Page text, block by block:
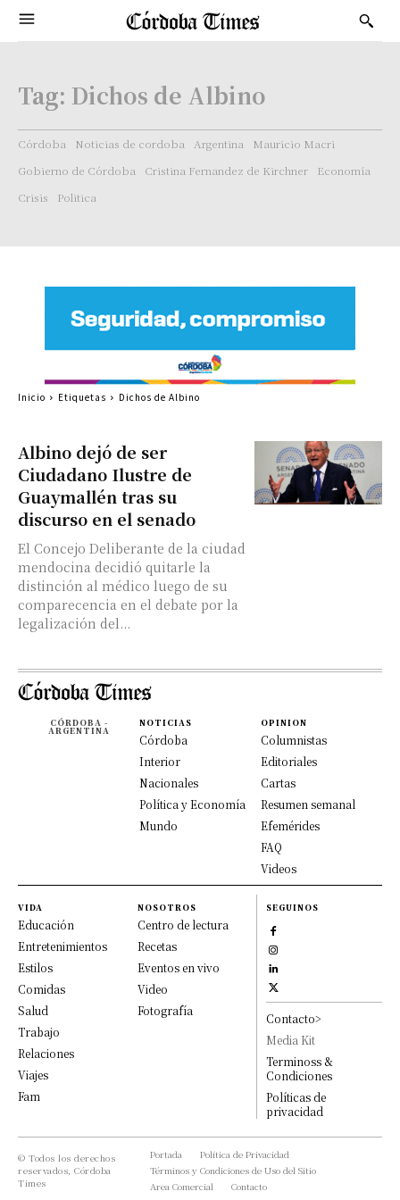
Tag: Dichos de Albino
Córdoba Noticias de cordoba Argentina
Mauricio Macri
Gobierno de Córdoba
Cristina Fernandez de Kirchner
Economía
Crisis
Politica
Albino dejó de ser
Ciudadano Ilustre de
Guaymallén tras su
discurso en el senado
El Concejo Deliberante de la ciudad
mendocina decidió quitarle la
distinción al médico luego de su
comparecencia en el debate por la
legalización del...
Inicio Etiquetas Dichos de Albino
CÓRDOBA -
ARGENTINA
NOTICIAS
Córdoba
Interior
Nacionales
Política y Economía
Mundo
OPINION
Columnistas
Editoriales
Cartas
Resumen semanal
Efemérides
FAQ
Videos
VIDA
Educación
Entretenimientos
Estilos
Comidas
Salud
Trabajo
Relaciones
Viajes
Fam
NOSOTROS
Centro de lectura
Recetas
Eventos en vivo
Video
Fotografía
SEGUINOS
Contacto>
Media Kit
Terminoss &
Condiciones
Políticas de
privacidad
© Todos los derechos
reservados, Córdoba
Times
Portada
Política de Privacidad
Términos y Condiciones de Uso del Sitio
Area Comercial
Contacto